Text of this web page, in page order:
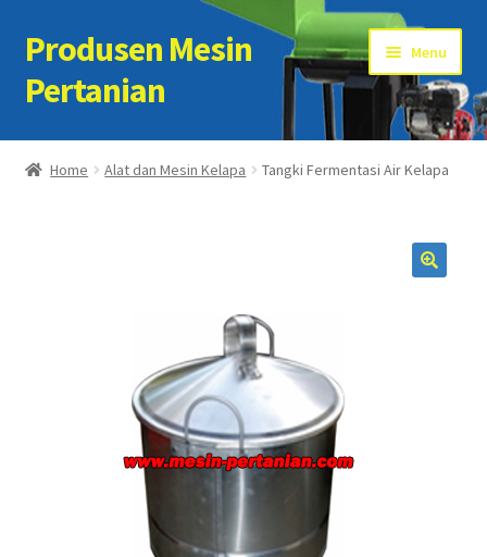
Skip
to
navigation
Skip
to
content
Produsen Mesin
Pertanian
Menu
Home
Home Alat dan Mesin Kelapa Tangki Fermentasi Air Kelapa